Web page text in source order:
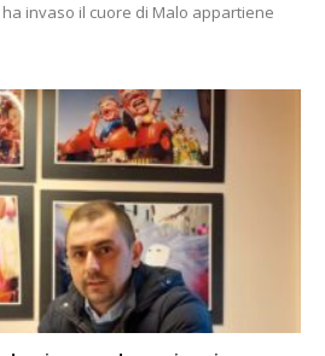
invaso il cuore di Malo appartiene